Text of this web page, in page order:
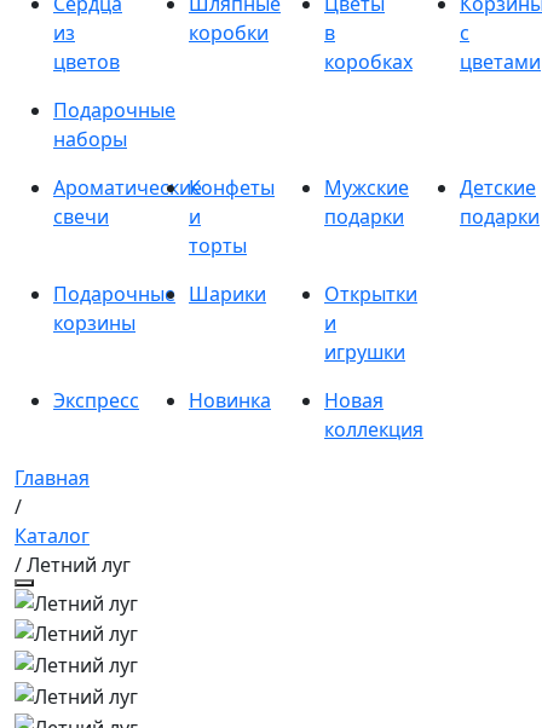
из
цветов
коробки
в
коробках
с
цветами
Подарочные
наборы
Ароматические
свечи
Конфеты
и
торты
Мужские
подарки
Детские
подарки
Подарочные
корзины
Шарики
Открытки
и
игрушки
Экспресс
Новинка
Новая
коллекция
Главная
/
Каталог
/ Летний луг